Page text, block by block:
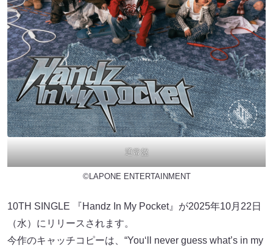
通常盤
©LAPONE ENTERTAINMENT
10TH SINGLE 『Handz In My Pocket』が2025年10月22日
（水）にリリースされます。
今作のキャッチコピーは、“You‘ll never guess what’s in my